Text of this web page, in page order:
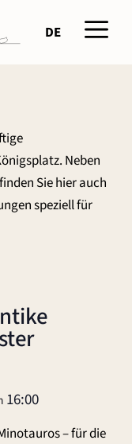
DE
Neben
Sie hier auch
speziell für
16:00
– für die